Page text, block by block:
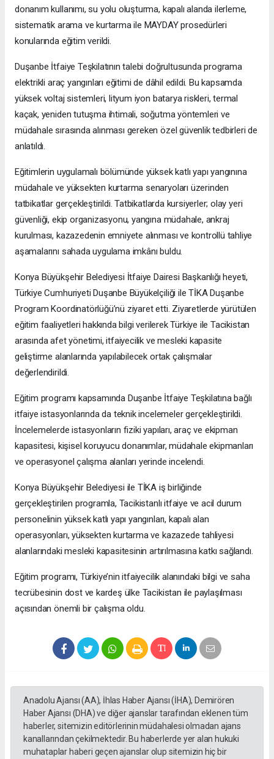
donanım kullanımı, su yolu oluşturma, kapalı alanda ilerleme,
sistematik arama ve kurtarma ile MAYDAY prosedürleri
konularında eğitim verildi.
Duşanbe İtfaiye Teşkilatının talebi doğrultusunda programa
elektrikli araç yangınları eğitimi de dâhil edildi. Bu kapsamda
yüksek voltaj sistemleri, lityum iyon batarya riskleri, termal
kaçak, yeniden tutuşma ihtimali, soğutma yöntemleri ve
müdahale sırasında alınması gereken özel güvenlik tedbirleri de
anlatıldı.
Eğitimlerin uygulamalı bölümünde yüksek katlı yapı yangınına
müdahale ve yüksekten kurtarma senaryoları üzerinden
tatbikatlar gerçekleştirildi. Tatbikatlarda kursiyerler; olay yeri
güvenliği, ekip organizasyonu, yangına müdahale, ankraj
kurulması, kazazedenin emniyete alınması ve kontrollü tahliye
aşamalarını sahada uygulama imkânı buldu.
Konya Büyükşehir Belediyesi İtfaiye Dairesi Başkanlığı heyeti,
Türkiye Cumhuriyeti Duşanbe Büyükelçiliği ile TİKA Duşanbe
Program Koordinatörlüğü’nü ziyaret etti. Ziyaretlerde yürütülen
eğitim faaliyetleri hakkında bilgi verilerek Türkiye ile Tacikistan
arasında afet yönetimi, itfaiyecilik ve mesleki kapasite
geliştirme alanlarında yapılabilecek ortak çalışmalar
değerlendirildi.
Eğitim programı kapsamında Duşanbe İtfaiye Teşkilatına bağlı
itfaiye istasyonlarında da teknik incelemeler gerçekleştirildi.
İncelemelerde istasyonların fiziki yapıları, araç ve ekipman
kapasitesi, kişisel koruyucu donanımlar, müdahale ekipmanları
ve operasyonel çalışma alanları yerinde incelendi.
Konya Büyükşehir Belediyesi ile TİKA iş birliğinde
gerçekleştirilen programla, Tacikistanlı itfaiye ve acil durum
personelinin yüksek katlı yapı yangınları, kapalı alan
operasyonları, yüksekten kurtarma ve kazazede tahliyesi
alanlarındaki mesleki kapasitesinin artırılmasına katkı sağlandı.
Eğitim programı, Türkiye’nin itfaiyecilik alanındaki bilgi ve saha
tecrübesinin dost ve kardeş ülke Tacikistan ile paylaşılması
açısından önemli bir çalışma oldu.
Anadolu Ajansı (AA), İhlas Haber Ajansı (İHA), Demirören
Haber Ajansı (DHA) ve diğer ajanslar tarafından eklenen tüm
haberler, sitemizin editörlerinin müdahalesi olmadan ajans
kanallarından çekilmektedir. Bu haberlerde yer alan hukuki
muhataplar haberi geçen ajanslar olup sitemizin hiç bir